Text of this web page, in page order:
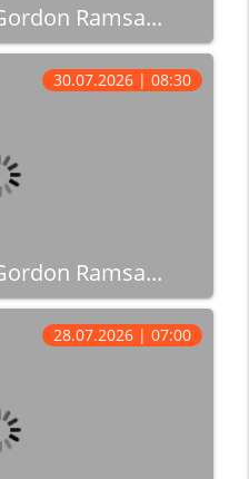
Ramsa...
Ramsa...
30.07.2026 | 08:30
28.07.2026 | 07:00